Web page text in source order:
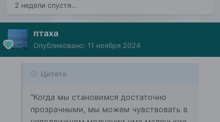
2 недели спустя...
птаха
Опубликовано: 11 ноября 2024
Цитата
"Когда мы становимся достаточно
прозрачными, мы можем чувствовать в